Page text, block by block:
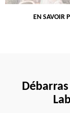
EN SAVOIR